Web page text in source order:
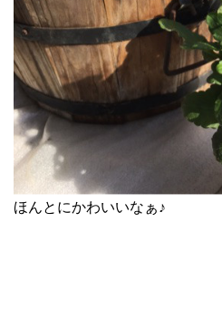
ほんとにかわいいなぁ♪